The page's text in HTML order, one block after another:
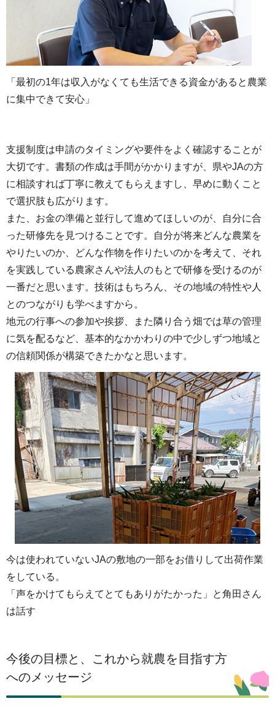
「最初の1年は収入がなくても生活できる資金があると農業
に集中できて安心」
支援制度は申請のタイミングや要件をよく確認することが
大切です。書類の作成は手間がかかりますが、県やJAの方
に相談すれば丁寧に教えてもらえますし、早めに動くこと
で選択肢も広がります。
また、お金の準備と並行して進めてほしいのが、自分に合
った研修先を見つけることです。自分が将来どんな農業を
やりたいのか、どんな作物を作りたいのかを考えて、それ
を実践している農家さんや法人のもとで研修を受けるのが
一番だと思います。技術はもちろん、その地域の特性や人
とのつながりも学べますから。
地元の行事への参加や挨拶、また隣り合う畑では草の管理
に気を配るなど、基本的なかかわりの中で少しずつ地域と
の信頼関係が構築できたかなと思います。
今は使われていないJAの敷地の一部をお借りして出荷作業
をしている。
「声をかけてもらえてとてもありがたかった」と角田さん
は話す
今後の目標と、これから就農を目指す方
へのメッセージ